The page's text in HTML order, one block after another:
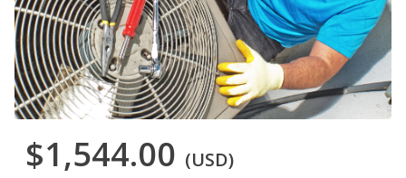
$1,544.00 (USD)